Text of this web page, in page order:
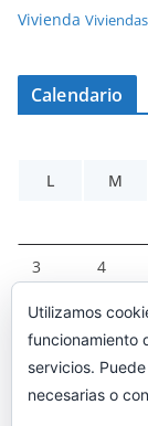
Vivienda Viviendas
Calendario
L
M
3 4
10 11
17 18
24 25
Utilizamos
funcionamiento
servicios.
necesarias o